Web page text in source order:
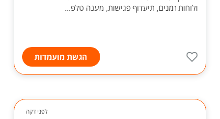
ולוחות זמנים, תיעדוף פגישות, מענה טלפ...
הגשת מועמדות
לפני דקה